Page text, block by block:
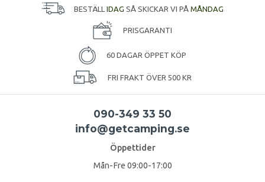
BESTÄLL IDAG SÅ SKICKAR VI PÅ MÅNDAG
PRISGARANTI
60 DAGAR ÖPPET KÖP
FRI FRAKT ÖVER 500 KR
090-349 33 50
info@getcamping.se
Öppettider
Mån-Fre 09:00-17:00